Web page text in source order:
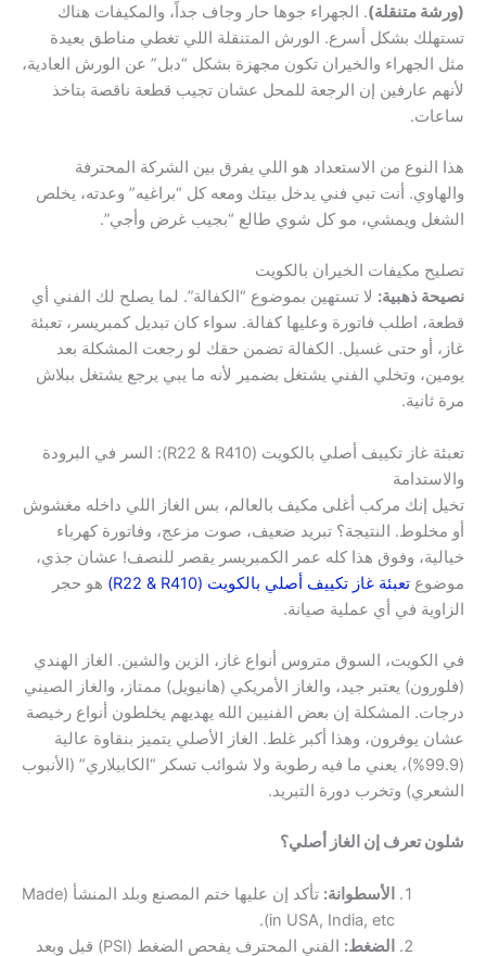
(ورشة متنقلة). الجهراء جوها حار وجاف جداً، والمكيفات هناك
تستهلك بشكل أسرع. الورش المتنقلة اللي تغطي مناطق بعيدة
مثل الجهراء والخيران تكون مجهزة بشكل “دبل” عن الورش العادية،
لأنهم عارفين إن الرجعة للمحل عشان تجيب قطعة ناقصة بتاخذ
ساعات.
هذا النوع من الاستعداد هو اللي يفرق بين الشركة المحترفة
والهاوي. أنت تبي فني يدخل بيتك ومعه كل “براغيه” وعدته، يخلص
الشغل ويمشي، مو كل شوي طالع “بجيب غرض وأجي”.
تصليح مكيفات الخيران بالكويت
نصيحة ذهبية: لا تستهين بموضوع “الكفالة”. لما يصلح لك الفني أي
قطعة، اطلب فاتورة وعليها كفالة. سواء كان تبديل كمبريسر، تعبئة
غاز، أو حتى غسيل. الكفالة تضمن حقك لو رجعت المشكلة بعد
يومين، وتخلي الفني يشتغل بضمير لأنه ما يبي يرجع يشتغل ببلاش
مرة ثانية.
تعبئة غاز تكييف أصلي بالكويت (R22 & R410): السر في البرودة
والاستدامة
تخيل إنك مركب أغلى مكيف بالعالم، بس الغاز اللي داخله مغشوش
أو مخلوط. النتيجة؟ تبريد ضعيف، صوت مزعج، وفاتورة كهرباء
خيالية، وفوق هذا كله عمر الكمبريسر يقصر للنصف! عشان جذي،
موضوع تعبئة غاز تكييف أصلي بالكويت (R22 & R410)
هو حجر
الزاوية في أي عملية صيانة.
في الكويت، السوق متروس أنواع غاز، الزين والشين. الغاز الهندي
(فلورون) يعتبر جيد، والغاز الأمريكي (هانيويل) ممتاز، والغاز الصيني
درجات. المشكلة إن بعض الفنيين الله يهديهم يخلطون أنواع رخيصة
عشان يوفرون، وهذا أكبر غلط. الغاز الأصلي يتميز بنقاوة عالية
(99.9%)، يعني ما فيه رطوبة ولا شوائب تسكر “الكابيلاري” (الأنبوب
الشعري) وتخرب دورة التبريد.
شلون تعرف إن الغاز أصلي؟
الأسطوانة:
تأكد إن عليها ختم المصنع وبلد المنشأ (Made
in USA, India, etc).
الضغط:
الفني المحترف يفحص الضغط (PSI) قبل وبعد